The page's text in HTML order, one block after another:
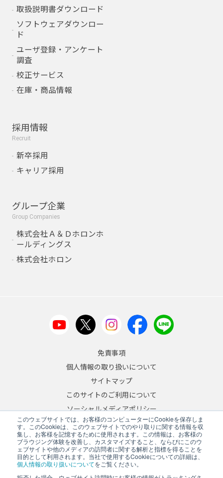
このウェブサイトでは、お客様のコンピューターにCookieを保存しま
す。このCookieは、このウェブサイトでのやり取りに関する情報を収
集し、お客様を記憶するために使用されます。この情報は、お客様の
ブラウジング体験を改善し、カスタマイズすること、ならびにこのウ
ェブサイトや他のメディアの訪問者に関する解析と指標を得ることを
目的として利用されます。当社で使用するCookieについての詳細は、
個人情報の取り扱いについてをご覧ください。
取扱説明書ダウンロード
ソフトウェアダウンロー
ド
ユーザ登録・アンケート
調査
校正サービス
在庫・商品情報
採用情報
Recruit
新卒採用
キャリア採用
グループ企業
Group Companies
株式会社Ａ＆Ｄホロンホ
ールディングス
株式会社ホロン
免責事項
個人情報の取り扱いについて
サイトマップ
このサイトのご利用について
ソーシャルメディアポリシー
反社会的勢力への対応について
JA/EN
Copyright © 2026 A&D Company, Limited